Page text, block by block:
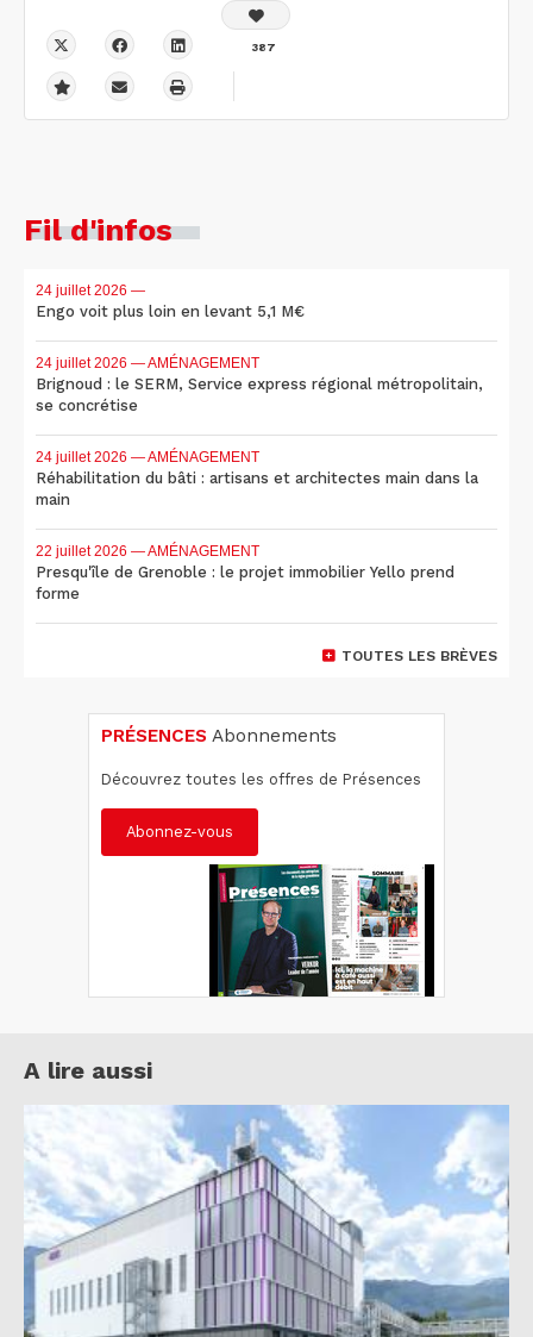
387
Fil d'infos
24 juillet 2026 —
Engo voit plus loin en levant 5,1 M€
24 juillet 2026 — AMÉNAGEMENT
Brignoud : le SERM, Service express régional métropolitain,
se concrétise
24 juillet 2026 — AMÉNAGEMENT
Réhabilitation du bâti : artisans et architectes main dans la
main
22 juillet 2026 — AMÉNAGEMENT
Presqu'île de Grenoble : le projet immobilier Yello prend
forme
TOUTES LES BRÈVES
PRÉSENCES Abonnements
Découvrez toutes les offres de Présences
Abonnez-vous
A lire aussi